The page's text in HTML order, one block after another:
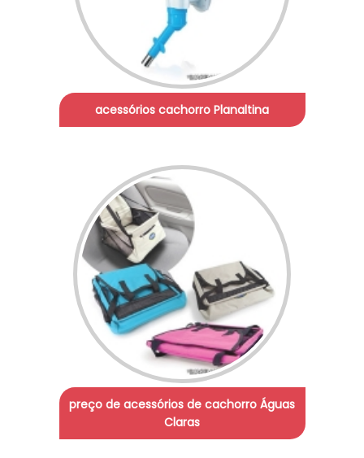
acessórios cachorro Planaltina
preço de acessórios de cachorro Águas
Claras